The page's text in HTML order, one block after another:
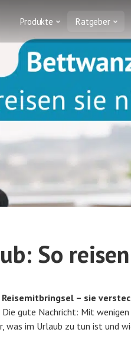
Produkte Ratgeber
So
– sie
Die gute Nachricht: Mit
was im Urlaub zu tun ist und